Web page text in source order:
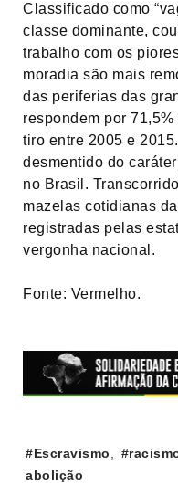
Classificado como
classe dominante,
trabalho com os
moradia são mais
das periferias das
respondem por
tiro entre 2005 e
desmentido do
no Brasil.
mazelas cotidianas
registradas pelas
vergonha nacional.
Fonte: Vermelho.
Tags:
#Escravismo
abolição